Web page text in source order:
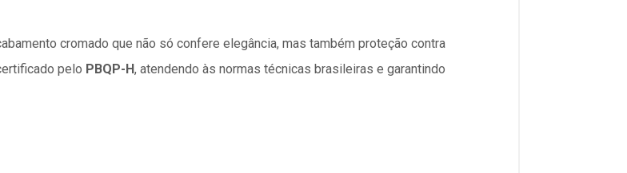
cromado que não só confere elegância, mas também proteção contra
pelo PBQP-H, atendendo às normas técnicas brasileiras e garantindo